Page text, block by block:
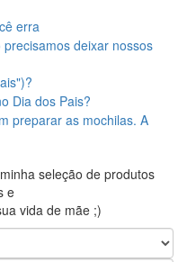
erra
deixar nossos
Dia dos Pais?
preparar as mochilas. A
seleção de produtos
e
vida de mãe ;)